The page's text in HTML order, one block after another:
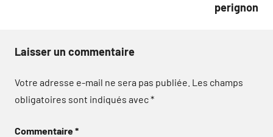
perignon
Laisser un commentaire
Votre adresse e-mail ne sera pas publiée. Les champs
obligatoires sont indiqués avec*
Commentaire*